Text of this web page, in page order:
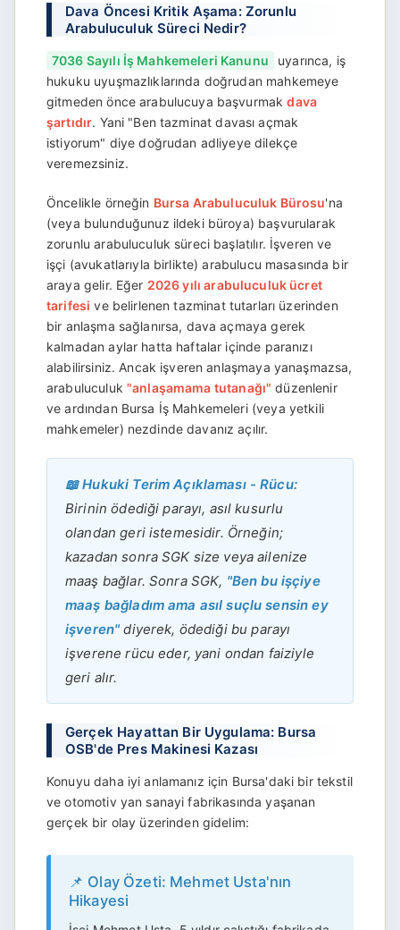
Dava Öncesi Kritik Aşama: Zorunlu
Arabuluculuk Süreci Nedir?
7036 Sayılı İş Mahkemeleri Kanunu
uyarınca, iş
hukuku uyuşmazlıklarında doğrudan mahkemeye
gitmeden önce arabulucuya başvurmakdava
şartıdır. Yani "Ben tazminat davası açmak
istiyorum" diye doğrudan adliyeye dilekçe
veremezsiniz.
Öncelikle örneğin Bursa Arabuluculuk Bürosu'na
(veya bulunduğunuz ildeki büroya) başvurularak
zorunlu arabuluculuk süreci başlatılır. İşveren ve
işçi (avukatlarıyla birlikte) arabulucu masasında bir
araya gelir. Eğer 2026 yılı arabuluculuk ücret
tarifesi ve belirlenen tazminat tutarları üzerinden
bir anlaşma sağlanırsa, dava açmaya gerek
kalmadan aylar hatta haftalar içinde paranızı
alabilirsiniz. Ancak işveren anlaşmaya yanaşmazsa,
arabuluculuk "anlaşamama tutanağı" düzenlenir
ve ardından Bursa İş Mahkemeleri (veya yetkili
mahkemeler) nezdinde davanız açılır.
📖 Hukuki Terim Açıklaması - Rücu:
Birinin ödediği parayı, asıl kusurlu
olandan geri istemesidir. Örneğin;
kazadan sonra SGK size veya ailenize
maaş bağlar. Sonra SGK, "Ben bu işçiye
maaş bağladım ama asıl suçlu sensin ey
işveren" diyerek, ödediği bu parayı
işverene rücu eder, yani ondan faiziyle
geri alır.
Gerçek Hayattan Bir Uygulama: Bursa
OSB'de Pres Makinesi Kazası
Konuyu daha iyi anlamanız için Bursa'daki bir tekstil
ve otomotiv yan sanayi fabrikasında yaşanan
gerçek bir olay üzerinden gidelim:
📌 Olay Özeti: Mehmet Usta'nın
Hikayesi